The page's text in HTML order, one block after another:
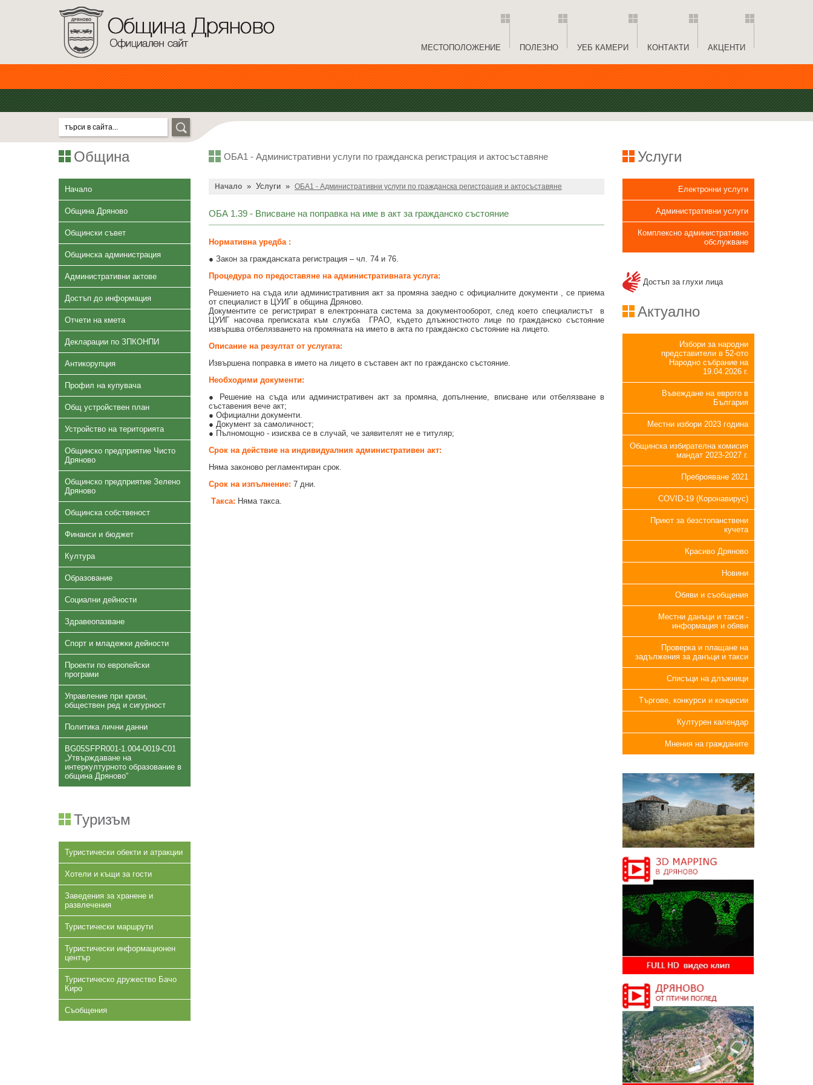
МЕСТОПОЛОЖЕНИЕ ПОЛЕЗНО УЕБ КАМЕРИ КОНТАКТИ АКЦЕНТИ
Община
Начало
Община Дряново
Общински съвет
Общинска администрация
Административни актове
Достъп до информация
Отчети на кмета
Декларации по ЗПКОНПИ
Антикорупция
Профил на купувача
Общ устройствен план
Устройство на територията
Общинско предприятие Чисто
Дряново
Общинско предприятие Зелено
Дряново
Общинска собственост
Финанси и бюджет
Култура
Образование
Социални дейности
Здравеопазване
Спорт и младежки дейности
Проекти по европейски
програми
Управление при кризи,
обществен ред и сигурност
Политика лични данни
BG05SFPR001-1.004-0019-C01
„Утвърждаване на
интеркултурното образование в
община Дряново“
Туризъм
Туристически обекти и атракции
Хотели и къщи за гости
Заведения за хранене и
развлечения
Туристически маршрути
Туристически информационен
център
Туристическо дружество Бачо
Киро
Съобщения
ОБА1 - Административни услуги по гражданска регистрация и актосъставяне
Начало » Услуги » ОБА1 - Административни услуги по гражданска регистрация и актосъставяне
ОБА 1.39 - Вписване на поправка на име в акт за гражданско състояние
Нормативна уредба :
● Закон за гражданската регистрация – чл. 74 и 76.
Процедура по предоставяне на административната услуга:
Решението на съда или административния акт за промяна заедно с официалните документи , се приема
от специалист в ЦУИГ в община Дряново.
Документите се регистрират в електронната система за документооборот, след което специалистът в
ЦУИГ насочва преписката към служба ГРАО, където длъжностното лице по гражданско състояние
извършва отбелязването на промяната на името в акта по гражданско състояние на лицето.
Описание на резултат от услугата:
Извършена поправка в името на лицето в съставен акт по гражданско състояние.
Необходими документи:
●
Решение на съда или административен акт за промяна, допълнение, вписване или отбелязване в
съставения вече акт;
● Официални документи.
● Документ за самоличност;
● Пълномощно - изисква се в случай, че заявителят не е титуляр;
Срок на действие на индивидуалния административен акт:
Няма законово регламентиран срок.
Срок на изпълнение: 7 дни.
Такса: Няма такса.
Услуги
Електронни услуги
Административни услуги
Комплексно административно
обслужване
Достъп за глухи лица
Актуално
Избори за народни
представители в 52-ото
Народно събрание на
19.04.2026 г.
Въвеждане на еврото в
България
Местни избори 2023 година
Общинска избирателна комисия
мандат 2023-2027 г.
Преброяване 2021
COVID-19 (Коронавирус)
Приют за безстопанствени
кучета
Красиво Дряново
Новини
Обяви и съобщения
Местни данъци и такси -
информация и обяви
Проверка и плащане на
задължения за данъци и такси
Списъци на длъжници
Търгове, конкурси и концесии
Културен календар
Мнения на гражданите